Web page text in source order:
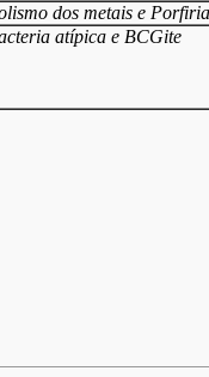
dos metais e
atípica e BCGite